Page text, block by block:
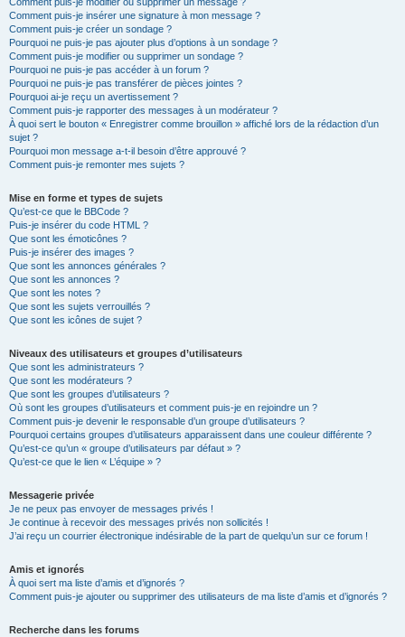
Comment puis-je insérer une signature à mon message ?
Comment puis-je créer un sondage ?
Pourquoi ne puis-je pas ajouter plus d’options à un sondage ?
Comment puis-je modifier ou supprimer un sondage ?
Pourquoi ne puis-je pas accéder à un forum ?
Pourquoi ne puis-je pas transférer de pièces jointes ?
Pourquoi ai-je reçu un avertissement ?
Comment puis-je rapporter des messages à un modérateur ?
À quoi sert le bouton « Enregistrer comme brouillon » affiché lors de la rédaction d’un
sujet ?
Pourquoi mon message a-t-il besoin d’être approuvé ?
Comment puis-je remonter mes sujets ?
Mise en forme et types de sujets
Qu’est-ce que le BBCode ?
Puis-je insérer du code HTML ?
Que sont les émoticônes ?
Puis-je insérer des images ?
Que sont les annonces générales ?
Que sont les annonces ?
Que sont les notes ?
Que sont les sujets verrouillés ?
Que sont les icônes de sujet ?
Niveaux des utilisateurs et groupes d’utilisateurs
Que sont les administrateurs ?
Que sont les modérateurs ?
Que sont les groupes d’utilisateurs ?
Où sont les groupes d’utilisateurs et comment puis-je en rejoindre un ?
Comment puis-je devenir le responsable d’un groupe d’utilisateurs ?
Pourquoi certains groupes d’utilisateurs apparaissent dans une couleur différente ?
Qu’est-ce qu’un « groupe d’utilisateurs par défaut » ?
Qu’est-ce que le lien « L’équipe » ?
Messagerie privée
Je ne peux pas envoyer de messages privés !
Je continue à recevoir des messages privés non sollicités !
J’ai reçu un courrier électronique indésirable de la part de quelqu’un sur ce forum !
Amis et ignorés
À quoi sert ma liste d’amis et d’ignorés ?
Comment puis-je ajouter ou supprimer des utilisateurs de ma liste d’amis et d’ignorés ?
Recherche dans les forums